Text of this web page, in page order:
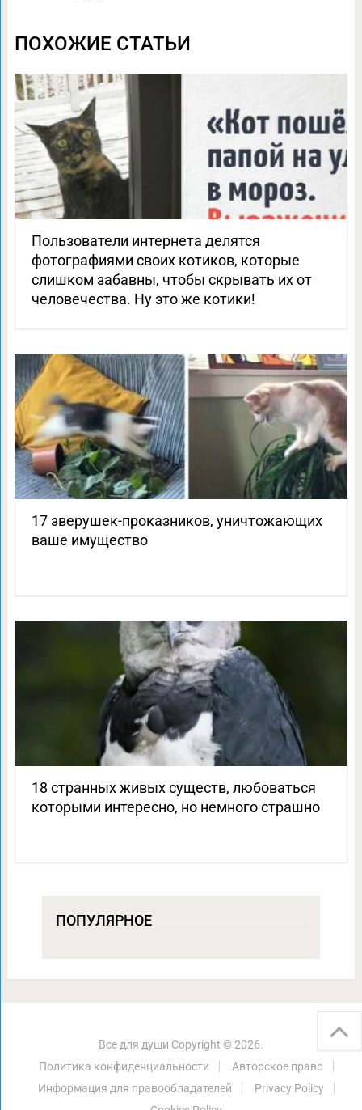
ПОХОЖИЕ СТАТЬИ
Пользователи интернета делятся
фотографиями своих котиков, которые
слишком забавны, чтобы скрывать их от
человечества. Ну это же котики!
17 зверушек-проказников, уничтожающих
ваше имущество
18 странных живых существ, любоваться
которыми интересно, но немного страшно
ПОПУЛЯРНОЕ
Все для души Copyright © 2026.
Политика конфиденциальности
Авторское право
Информация для правообладателей
Privacy Policy